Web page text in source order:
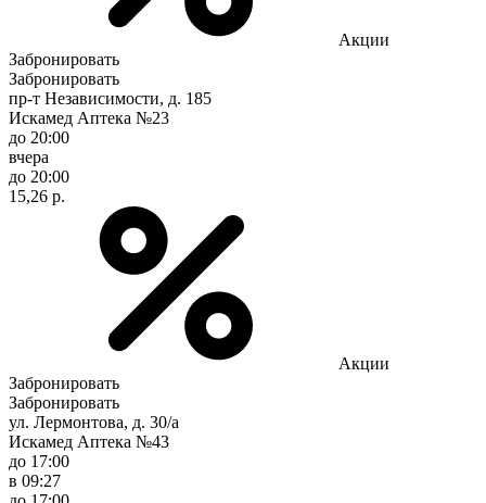
Акции
Забронировать
Забронировать
пр-т Независимости, д. 185
Искамед Аптека №23
до 20:00
вчера
до 20:00
15,26 р.
Акции
Забронировать
Забронировать
ул. Лермонтова, д. 30/а
Искамед Аптека №43
до 17:00
в 09:27